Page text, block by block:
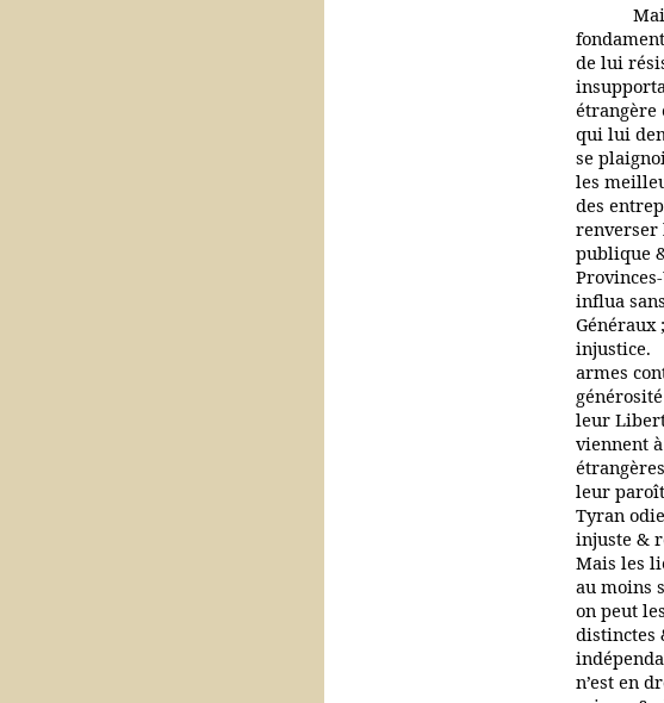
de lui
étrangère
qui lui
se
les
des
renverser
publique
influa
injustice.
armes
leur
viennent
leur
Tyran
injuste &
Mais les
au moins
on peut
distinctes
n’est en